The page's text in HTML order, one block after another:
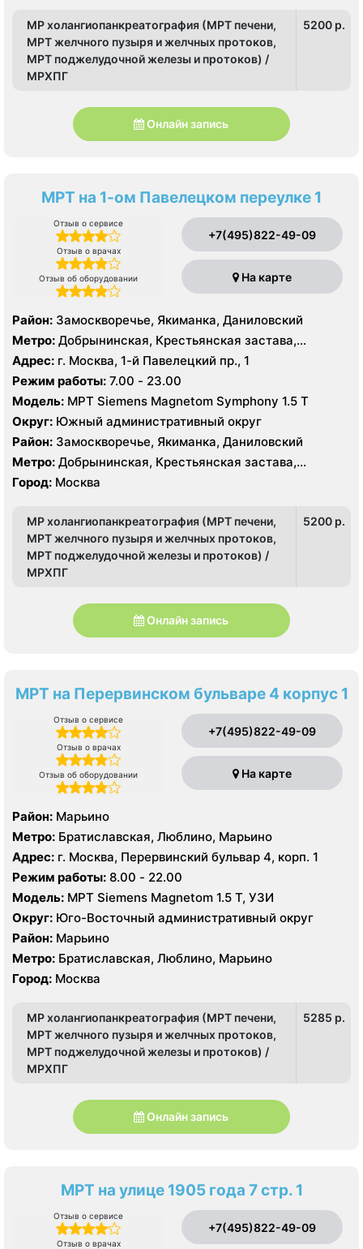
Семеновская, Сокольники, Черкизовская, Щелковская,
Электрозаводская
МР холангиопанкреатография (МРТ печени,
МРТ желчного пузыря и желчных протоков,
МРТ поджелудочной железы и протоков) /
МРХПГ
5200 p.
Онлайн запись
МРТ на 1-ом Павелецком переулке 1
Отзыв о сервисе
Отзыв о врачах
Отзыв об оборудовании
+7(495)822-49-09
На карте
Район: Замоскворечье, Якиманка, Даниловский
Метро: Добрынинская, Крестьянская застава,
Новокузнецкая, Октябрьская, Павелецкая, Полянка,
Пролетарская, Серпуховская, Третьяковская,
Тульская, Шаболовская
Адрес: г. Москва, 1-й Павелецкий пр., 1
Режим работы: 7.00 - 23.00
Модель:
МРТ Siemens Magnetom Symphony 1.5 Т
Округ: Южный административный округ
Район: Замоскворечье, Якиманка, Даниловский
Метро: Добрынинская, Крестьянская застава,
Новокузнецкая, Октябрьская, Павелецкая, Полянка,
Пролетарская, Серпуховская, Третьяковская,
Город: Москва
МР холангиопанкреатография (МРТ печени,
МРТ желчного пузыря и желчных протоков,
МРТ поджелудочной железы и протоков) /
МРХПГ
5200 p.
Онлайн запись
МРТ на Перервинском бульваре 4 корпус 1
Отзыв о сервисе
Отзыв о врачах
Отзыв об оборудовании
+7(495)822-49-09
На карте
Район: Марьино
Метро: Братиславская, Люблино, Марьино
Адрес: г. Москва, Перервинский бульвар 4, корп. 1
Режим работы: 8.00 - 22.00
Модель: МРТ Siemens Magnetom 1.5 Т, УЗИ
Округ: Юго-Восточный административный округ
Район: Марьино
Метро: Братиславская, Люблино, Марьино
Город: Москва
МР холангиопанкреатография (МРТ печени,
МРТ желчного пузыря и желчных протоков,
МРТ поджелудочной железы и протоков) /
МРХПГ
5285 p.
Онлайн запись
МРТ на улице 1905 года 7 стр. 1
Отзыв о сервисе
Отзыв о врачах
+7(495)822-49-09